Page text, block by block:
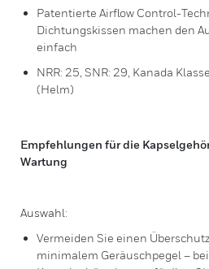
Patentierte Airflow Control-
Dichtungskissen machen den
einfach
NRR: 25, SNR: 29, Kanada
(Helm)
Empfehlungen für die
Wartung
Auswahl:
Vermeiden Sie einen
minimalem Geräuschpegel –